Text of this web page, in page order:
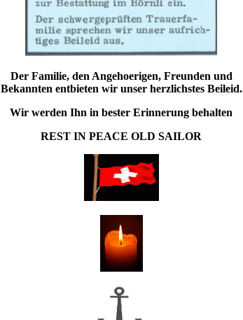
Der Familie, den Angehoerigen, Freunden und
Bekannten entbieten wir unser herzlichstes Beileid.
Wir werden Ihn in bester Erinnerung behalten
REST IN PEACE OLD SAILOR